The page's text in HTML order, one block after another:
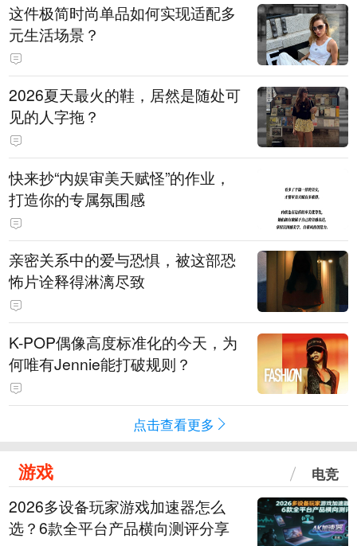
这件极简时尚单品如何实现适配多
元生活场景？
2026夏天最火的鞋，居然是随处可
见的人字拖？
快来抄“内娱审美天赋怪”的作业，
打造你的专属氛围感
亲密关系中的爱与恐惧，被这部恐
怖片诠释得淋漓尽致
K-POP偶像高度标准化的今天，为
何唯有Jennie能打破规则？
点击查看更多
游戏 电竞
2026多设备玩家游戏加速器怎么
选？6款全平台产品横向测评分享